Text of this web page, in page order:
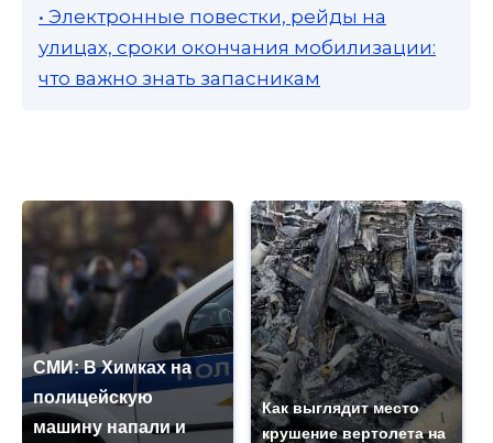
• Электронные повестки, рейды на
улицах, сроки окончания мобилизации:
что важно знать запасникам
СМИ: В Химках на
полицейскую
машину напали и
Как выглядит место
крушение вертолета на